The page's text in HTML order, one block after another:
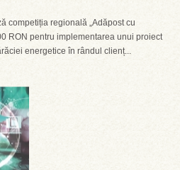
competiția regională „Adăpost cu
RON pentru implementarea unui proiect
energetice în rândul clienț...